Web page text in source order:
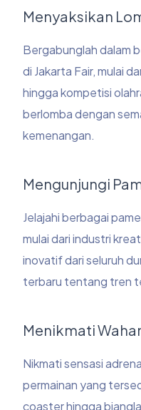
Menyaksikan
Bergabunglah dalam
di Jakarta Fair, mulai
hingga kompetisi
berlomba dengan
kemenangan.
Mengunjungi
Jelajahi berbagai
mulai dari industri
inovatif dari seluruh
terbaru tentang tren
Menikmati
Nikmati sensasi
permainan yang
coaster hingga